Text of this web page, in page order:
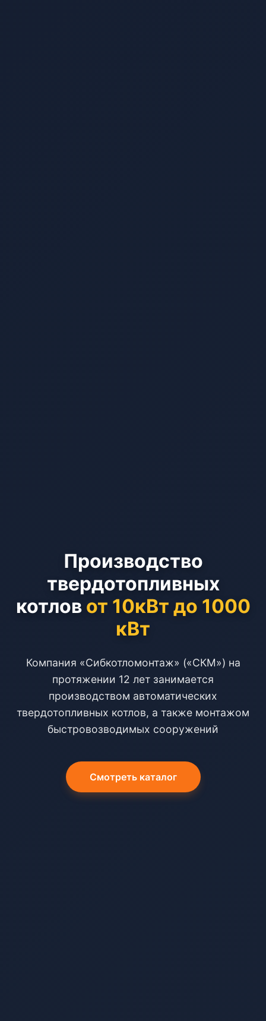
Производство
твердотопливных
котлов от 10кВт до 1000
кВт
Компания «Сибкотломонтаж» («СКМ») на
протяжении 12 лет занимается
производством автоматических
твердотопливных котлов, а также монтажом
быстровозводимых сооружений
Смотреть каталог